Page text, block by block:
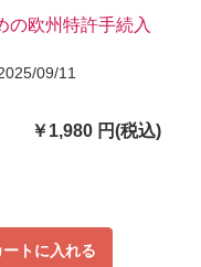
の欧州特許手続入
09/11
￥1,980 円(税込)
ートに入れる